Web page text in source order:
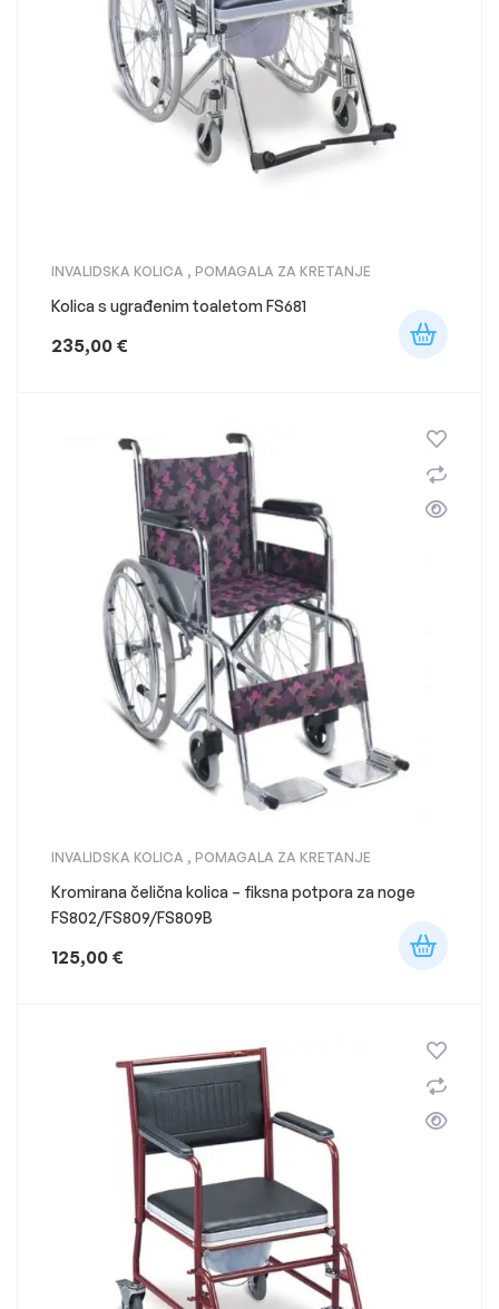
INVALIDSKA KOLICA , POMAGALA ZA KRETANJE
Kolica s ugrađenim toaletom FS681
235,00 €
INVALIDSKA KOLICA , POMAGALA ZA KRETANJE
Kromirana čelična kolica – fiksna potpora za noge
FS802/FS809/FS809B
125,00 €